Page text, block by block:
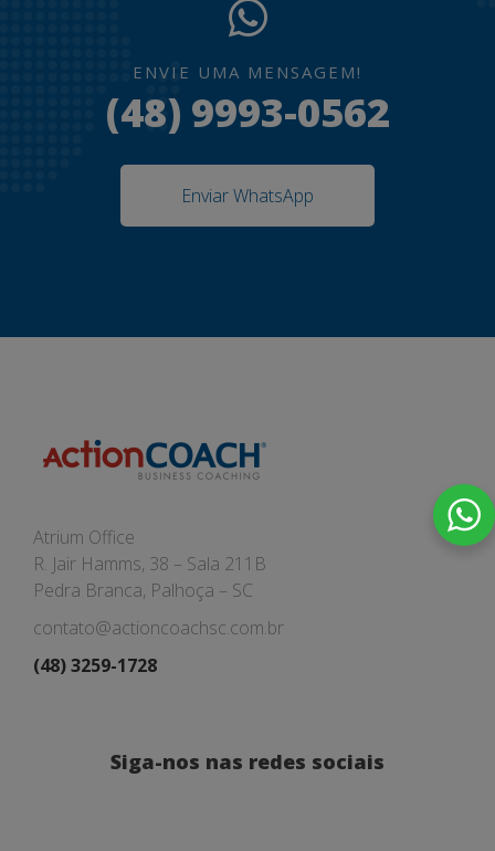
ENVIE UMA MENSAGEM!
(48) 9993-0562
Enviar WhatsApp
Atrium Office
R. Jair Hamms, 38 – Sala 211B
Pedra Branca, Palhoça – SC
contato@actioncoachsc.com.br
(48) 3259-1728
Siga-nos nas redes sociais